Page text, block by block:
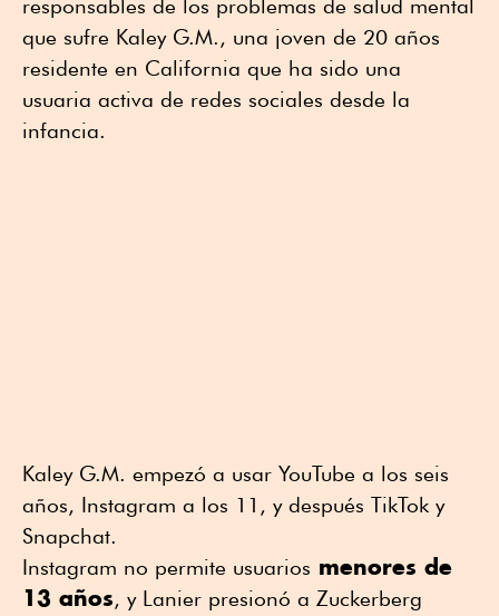
responsables de los problemas de salud mental
que sufre Kaley G.M., una joven de 20 años
residente en California que ha sido una
usuaria activa de redes sociales desde la
infancia.
Kaley G.M. empezó a usar YouTube a los seis
años, Instagram a los 11, y después TikTok y
Snapchat.
Instagram no permite usuarios menores de
13 años, y Lanier presionó a Zuckerberg